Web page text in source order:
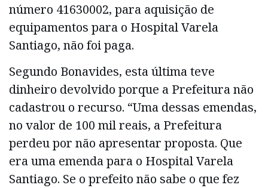
número 41630002, para aquisição de
equipamentos para o Hospital Varela
Santiago, não foi paga.
Segundo Bonavides, esta última teve
dinheiro devolvido porque a Prefeitura não
cadastrou o recurso. “Uma dessas emendas,
no valor de 100 mil reais, a Prefeitura
perdeu por não apresentar proposta. Que
era uma emenda para o Hospital Varela
Santiago. Se o prefeito não sabe o que fez